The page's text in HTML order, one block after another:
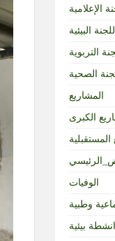
الإعلامية
البيئية
التربوية
الصحية
المشاريع
الكبرى
المستقبلية
الوفيات
وطبية
انشطة بيئية